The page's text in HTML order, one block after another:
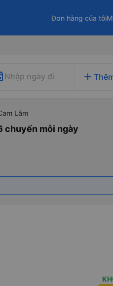
Đơn hàng của tôi
Nhập ngày đi add
Lâm
chuyến mỗi ngày